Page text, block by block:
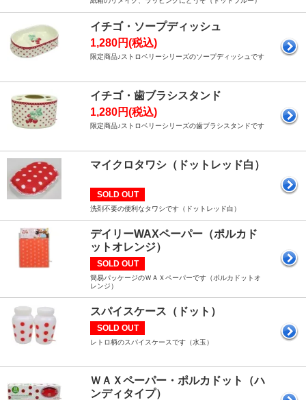
イチゴ・ソープディッシュ
1,280円(税込)
限定商品♪ストロベリーシリーズのソープディッシュです
イチゴ・歯ブラシスタンド
1,280円(税込)
限定商品♪ストロベリーシリーズの歯ブラシスタンドです
マイクロタワシ（ドットレッド白）
SOLD OUT
洗剤不要の便利なタワシです（ドットレッド白）
デイリーWAXペーパー（ポルカド
ットオレンジ）
SOLD OUT
簡易パッケージのＷＡＸペーパーです（ポルカドットオ
レンジ）
スパイスケース（ドット）
SOLD OUT
レトロ柄のスパイスケースです（水玉）
ＷＡＸペーパー・ポルカドット（ハ
ンディタイプ）